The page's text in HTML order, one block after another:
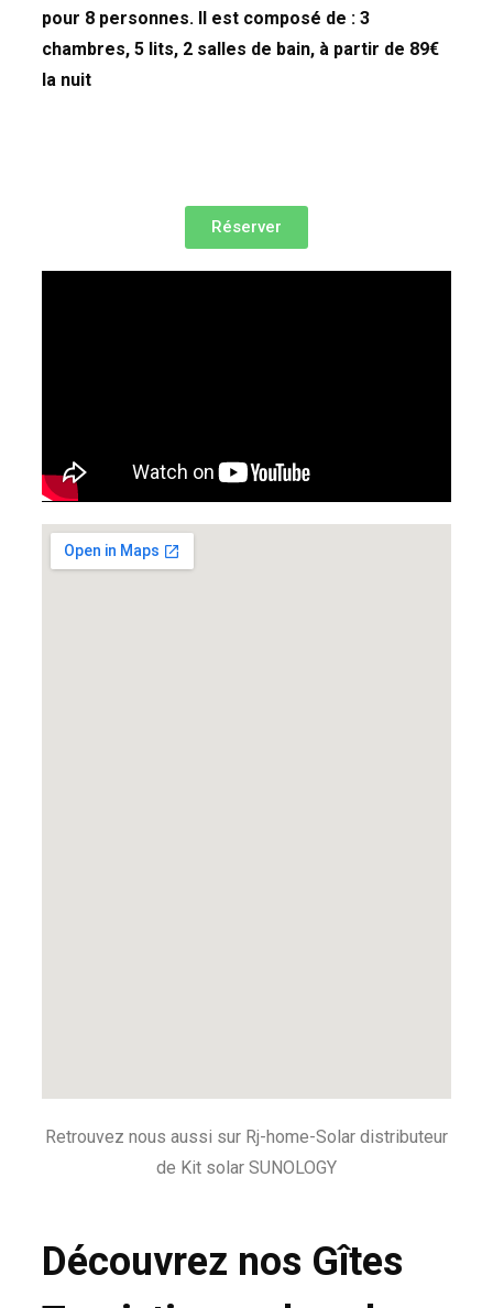
pour 8 personnes. Il est composé de : 3
chambres, 5 lits, 2 salles de bain, à partir de 89€
la nuit
Réserver
Retrouvez nous aussi sur Rj-home-Solar distributeur
de Kit solar SUNOLOGY
Découvrez nos Gîtes